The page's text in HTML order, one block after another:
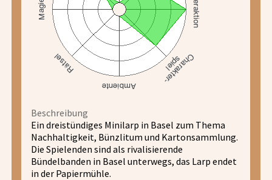
Beschreibung
Ein dreistündiges Minilarp in Basel zum Thema
Nachhaltigkeit, Bünzlitum und Kartonsammlung.
Die Spielenden sind als rivalisierende
Bündelbanden in Basel unterwegs, das Larp endet
in der Papiermühle.